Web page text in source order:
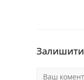
Залишити